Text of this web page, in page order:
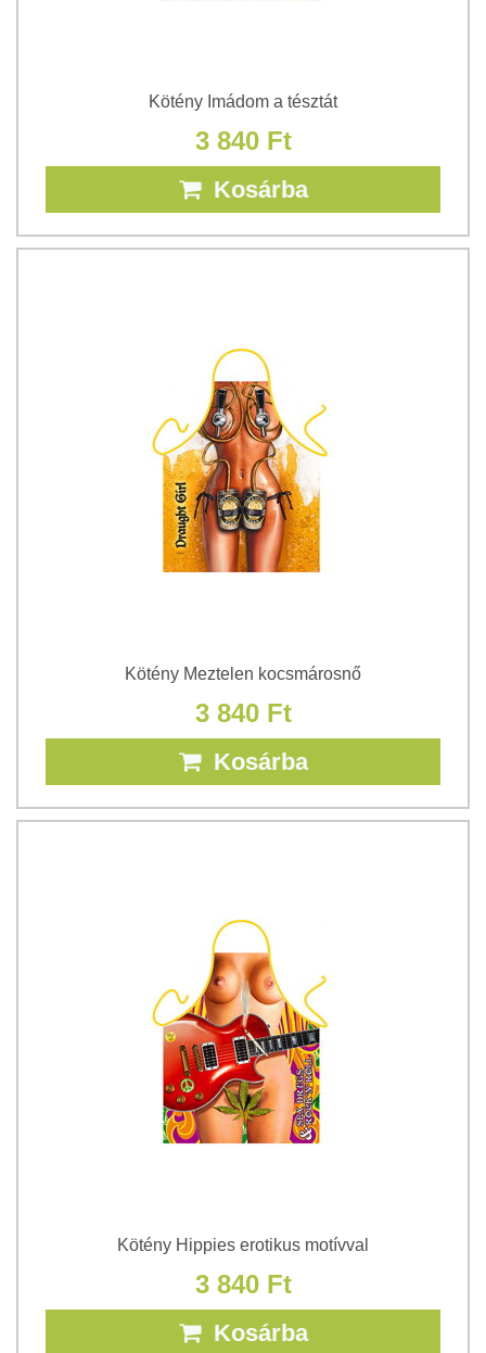
Kötény Imádom a tésztát
3 840 Ft
Kosárba
Kötény Meztelen kocsmárosnő
3 840 Ft
Kosárba
Kötény Hippies erotikus motívval
3 840 Ft
Kosárba